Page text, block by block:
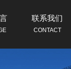
联系我们
CONTACT